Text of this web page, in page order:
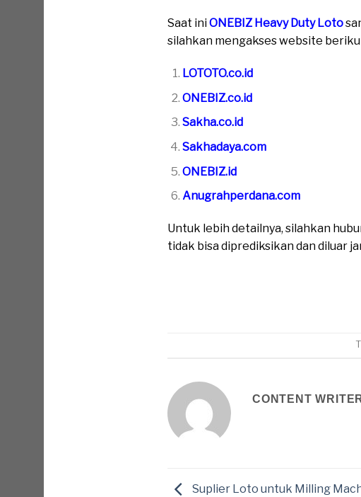
Saat iniONEBIZ Heavy Duty Loto
silahkan mengakses website
LOTOTO.co.id
ONEBIZ.co.id
Sakha.co.id
Sakhadaya.com
ONEBIZ.id
Anugrahperdana.com
Untuk lebih detailnya, silahkan
tidak bisa diprediksikan dan diluar
CONTENT
Suplier Loto untuk Milling